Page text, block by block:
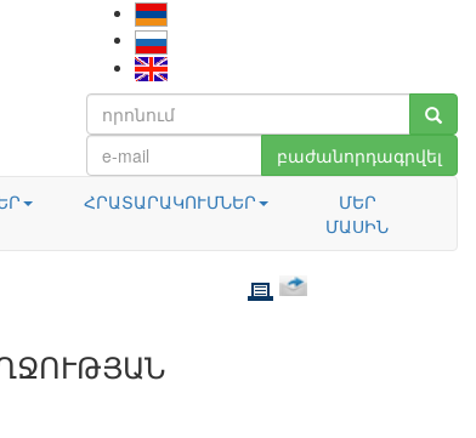
բաժանորդագրվել
ՀՐԱՏԱՐԱԿՈՒՄՆԵՐ
ՄԵՐ
ՄԱՍԻՆ